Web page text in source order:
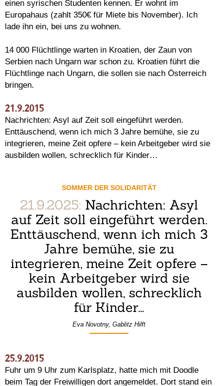
einen syrischen Studenten kennen. Er wohnt im
Europahaus (zahlt 350€ für Miete bis November). Ich
lade ihn ein, bei uns zu wohnen.
14 000 Flüchtlinge warten in Kroatien, der Zaun von
Serbien nach Ungarn war schon zu. Kroatien führt die
Flüchtlinge nach Ungarn, die sollen sie nach Österreich
bringen.
21.9.2015
Nachrichten: Asyl auf Zeit soll eingeführt werden.
Enttäuschend, wenn ich mich 3 Jahre bemühe, sie zu
integrieren, meine Zeit opfere – kein Arbeitgeber wird sie
ausbilden wollen, schrecklich für Kinder…
SOMMER DER SOLIDARITÄT
21.9.2025: Nachrichten: Asyl
auf Zeit soll eingeführt werden.
Enttäuschend, wenn ich mich 3
Jahre bemühe, sie zu
integrieren, meine Zeit opfere –
kein Arbeitgeber wird sie
ausbilden wollen, schrecklich
für Kinder...
Eva Novotny, Gablitz Hilft
25.9.2015
Fuhr um 9 Uhr zum Karlsplatz, hatte mich mit Doodle
beim Tag der Freiwilligen dort angemeldet. Dort stand ein